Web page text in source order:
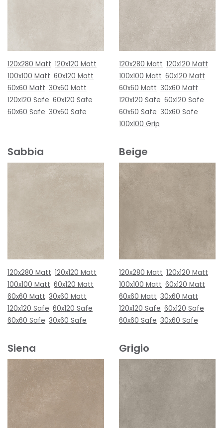
120x280 Matt 120x120 Matt
100x100 Matt 60x120 Matt
60x60 Matt 30x60 Matt
120x120 Safe 60x120 Safe
60x60 Safe 30x60 Safe
120x280 Matt 120x120 Matt
100x100 Matt 60x120 Matt
60x60 Matt 30x60 Matt
120x120 Safe 60x120 Safe
60x60 Safe 30x60 Safe
100x100 Grip
Sabbia
120x280 Matt 120x120 Matt
100x100 Matt 60x120 Matt
60x60 Matt 30x60 Matt
120x120 Safe 60x120 Safe
60x60 Safe 30x60 Safe
Beige
120x280 Matt 120x120 Matt
100x100 Matt 60x120 Matt
60x60 Matt 30x60 Matt
120x120 Safe 60x120 Safe
60x60 Safe 30x60 Safe
Siena Grigio